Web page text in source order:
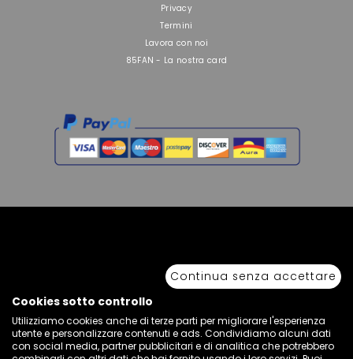
Privacy
Termini
Lavora con noi
85FAN - La nostra card
anche parziale.
Via Piave Km 68,600 • 04100 Latina, Italia | P.IVA 01222400598 • N° REA LT -
77855
Continua senza accettare
Cookies sotto controllo
Utilizziamo cookies anche di terze parti per migliorare l'esperienza
utente e personalizzare contenuti e ads. Condividiamo alcuni dati
con social media, partner pubblicitari e di analitica che potrebbero